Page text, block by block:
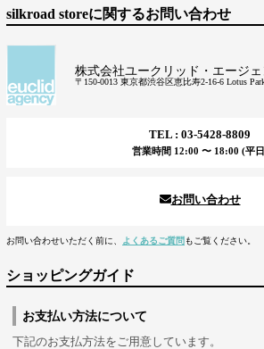
silkroad storeに関するお問い合わせ
株式会社ユークリッド・エージ
〒150-0013 東京都渋谷区恵比寿2-16-6 Lotus
TEL : 03-5428-8809
営業時間 12:00 〜 18:00 (平
お問い合わせ
お問い合わせいただく前に、 よくあるご質問 もご覧ください。
ショッピングガイド
お支払い方法について
下記のお支払方法をご用意しています。